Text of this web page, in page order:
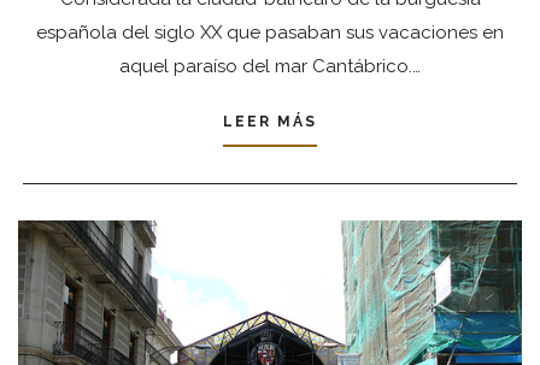
española del siglo XX que pasaban sus vacaciones en
aquel paraíso del mar Cantábrico.…
LEER MÁS